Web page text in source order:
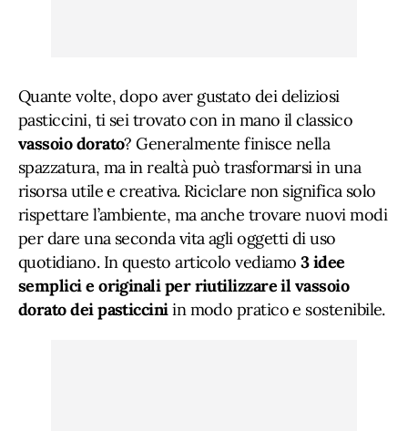
Quante volte, dopo aver gustato dei deliziosi
pasticcini, ti sei trovato con in mano il classico
vassoio dorato? Generalmente finisce nella
spazzatura, ma in realtà può trasformarsi in una
risorsa utile e creativa. Riciclare non significa solo
rispettare l’ambiente, ma anche trovare nuovi modi
per dare una seconda vita agli oggetti di uso
quotidiano. In questo articolo vediamo 3 idee
semplici e originali per riutilizzare il vassoio
dorato dei pasticciniin modo pratico e sostenibile.